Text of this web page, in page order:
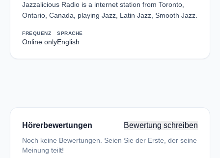
Jazzalicious Radio is a internet station from Toronto,
Ontario, Canada, playing Jazz, Latin Jazz, Smooth Jazz.
FREQUENZ
Online only
SPRACHE
English
Hörerbewertungen Bewertung schreiben
Noch keine Bewertungen. Seien Sie der Erste, der seine
Meinung teilt!